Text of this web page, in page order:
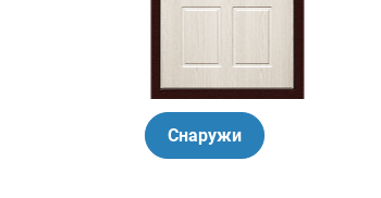
Панорамное остекление
Снаружи